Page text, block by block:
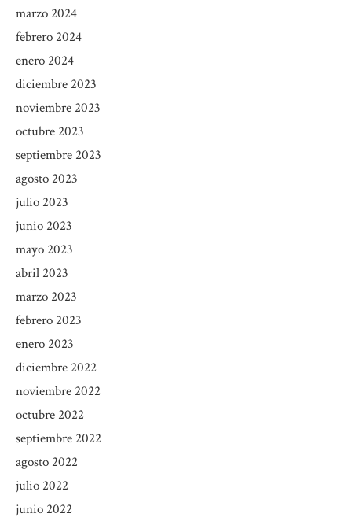
marzo 2024
febrero 2024
enero 2024
diciembre 2023
noviembre 2023
octubre 2023
septiembre 2023
agosto 2023
julio 2023
junio 2023
mayo 2023
abril 2023
marzo 2023
febrero 2023
enero 2023
diciembre 2022
noviembre 2022
octubre 2022
septiembre 2022
agosto 2022
julio 2022
junio 2022